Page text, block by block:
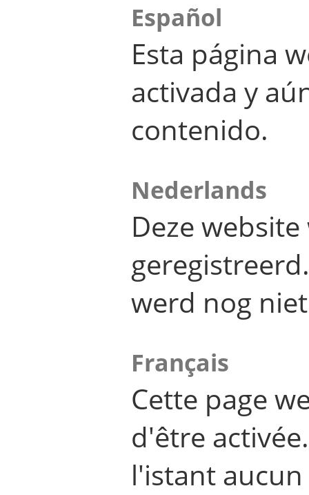
Español
Esta página
activada y
contenido.
Nederlands
Deze
werd nog
Français
Cette page
d'être
l'istant